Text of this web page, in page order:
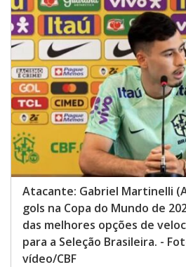
Atacante: Gabriel Martinelli
gols na Copa do Mundo de
das melhores opções de
para a Seleção Brasileira. -
vídeo/CBF